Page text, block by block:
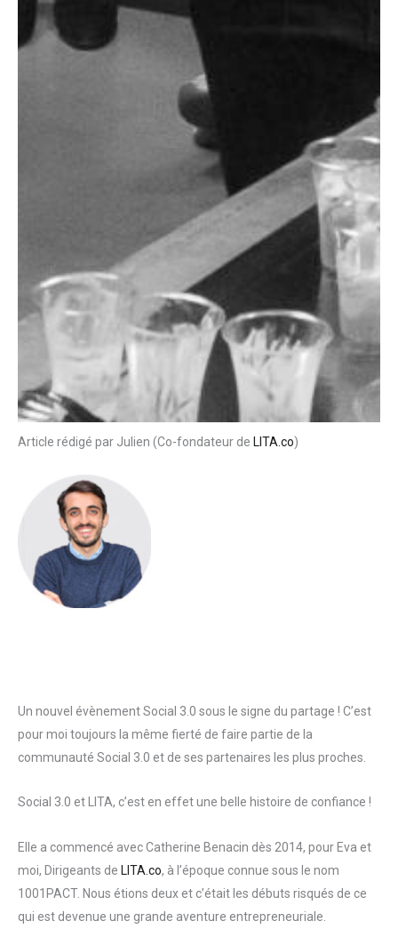
Article rédigé par Julien (Co-fondateur de LITA.co)
Un nouvel évènement Social 3.0 sous le signe du partage ! C’est
pour moi toujours la même fierté de faire partie de la
communauté Social 3.0 et de ses partenaires les plus proches.
Social 3.0 et LITA, c’est en effet une belle histoire de confiance !
Elle a commencé avec Catherine Benacin dès 2014, pour Eva et
moi, Dirigeants de LITA.co, à l’époque connue sous le nom
1001PACT. Nous étions deux et c’était les débuts risqués de ce
qui est devenue une grande aventure entrepreneuriale.